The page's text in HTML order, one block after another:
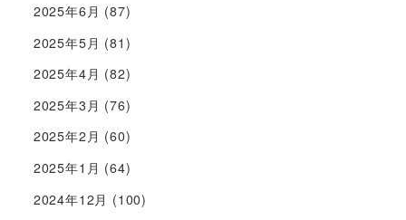
2025年6月 (87)
2025年5月 (81)
2025年4月 (82)
2025年3月 (76)
2025年2月 (60)
2025年1月 (64)
2024年12月 (100)